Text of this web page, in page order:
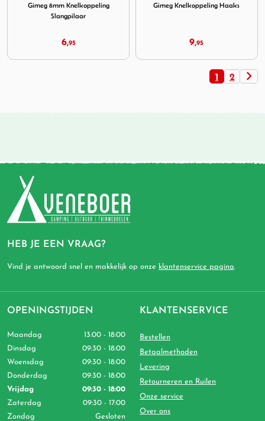
Gimeg 8mm Knelkoppeling
Slangpilaar
6,95
Gimeg Knelkoppeling Haaks
9,95
1 2
HEB JE EEN VRAAG?
Vind je antwoord snel en makkelijk op onze klantenservice pagina.
OPENINGSTIJDEN
Maandag
13:00 - 18:00
Dinsdag
09:30 - 18:00
Woensdag
09:30 - 18:00
Donderdag
09:30 - 18:00
Vrijdag
09:30 - 18:00
Zaterdag
09:30 - 17:00
Zondag
Gesloten
KLANTENSERVICE
Bestellen
Betaalmethoden
Levering
Retourneren en Ruilen
Onze service
Over ons